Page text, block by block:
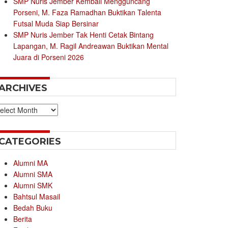
Porseni, M. Faza Ramadhan Buktikan Talenta
Futsal Muda Siap Bersinar
SMP Nuris Jember Tak Henti Cetak Bintang
Lapangan, M. Ragil Andreawan Buktikan Mental
Juara di Porseni 2026
Alumni MA
Alumni SMA
Alumni SMK
Bahtsul Masail
Bedah Buku
Berita